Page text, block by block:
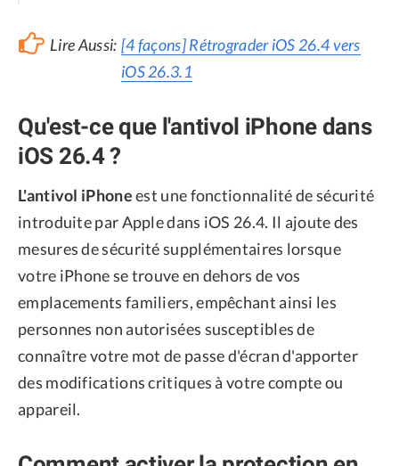
Lire Aussi: [4 façons] Rétrograder iOS 26.4 vers
iOS 26.3.1
Qu'est-ce que l'antivol iPhone dans
iOS 26.4 ?
L'antivol iPhoneest une fonctionnalité de sécurité
introduite par Apple dans iOS 26.4. Il ajoute des
mesures de sécurité supplémentaires lorsque
votre iPhone se trouve en dehors de vos
emplacements familiers, empêchant ainsi les
personnes non autorisées susceptibles de
connaître votre mot de passe d'écran d'apporter
des modifications critiques à votre compte ou
appareil.